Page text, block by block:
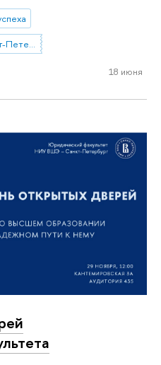
Юридический факультет (Санкт-Петербург)
18 июня